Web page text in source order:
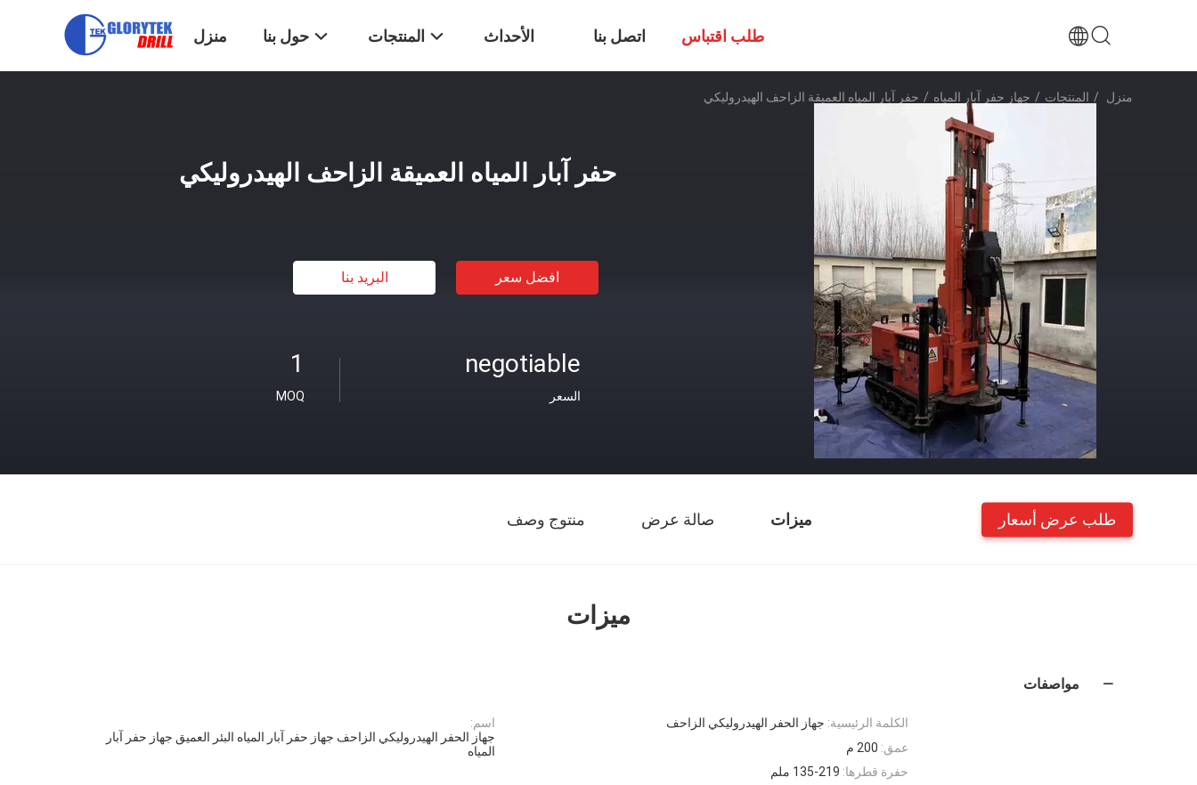
منزل حول بنا المنتجات الأحداث اتصل بنا طلب اقتباس
منزل / المنتجات / جهاز حفر آبار المياه / حفر آبار المياه العميقة الزاحف الهيدروليكي
حفر آبار المياه العميقة الزاحف الهيدروليكي
افضل سعر البريد بنا
1
MOQ
negotiable
السعر
ميزات صالة عرض منتوج وصف طلب عرض أسعار
ميزات
مواصفات
اسم:
جهاز الحفر الهيدروليكي الزاحف جهاز حفر آبار المياه البئر العميق جهاز حفر آبار
المياه
الكلمة الرئيسية: جهاز الحفر الهيدروليكي الزاحف
عمق: 200 م
حفرة قطرها: 135-219 ملم